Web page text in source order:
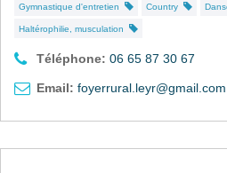
Gymnastique d'entretien Country
Haltérophilie, musculation
Téléphone: 06 65 87 30 67
Email: foyerrural.leyr@gmail.com